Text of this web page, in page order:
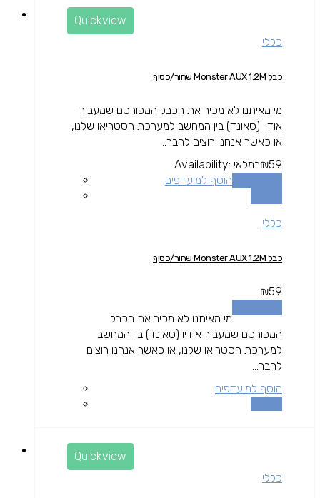
Quickview
כללי
כבל Monster AUX 1.2M שחור/כסוף
מי מאיתנו לא מכיר את הכבל המפורסם שמעביר
אודיו (סאונד) בין המחשב למערכת הסטריאו שלנו,
או כאשר אנחנו רוצים לחבר...
₪59
Availability: במלאי
הוסף למועדפים
כללי
כבל Monster AUX 1.2M שחור/כסוף
₪59
מי מאיתנו לא מכיר את הכבל
המפורסם שמעביר אודיו (סאונד) בין המחשב
למערכת הסטריאו שלנו, או כאשר אנחנו רוצים
לחבר...
הוסף למועדפים
Quickview
כללי